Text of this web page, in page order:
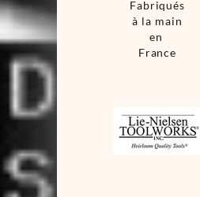
Fabriqués
à la main
en
France